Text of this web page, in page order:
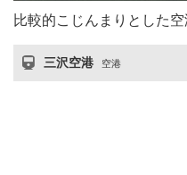
比較的こじんまりとした
三沢空港 空港